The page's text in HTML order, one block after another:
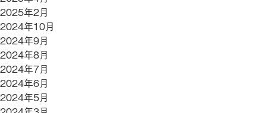
2025年2月
2024年10月
2024年9月
2024年8月
2024年7月
2024年6月
2024年5月